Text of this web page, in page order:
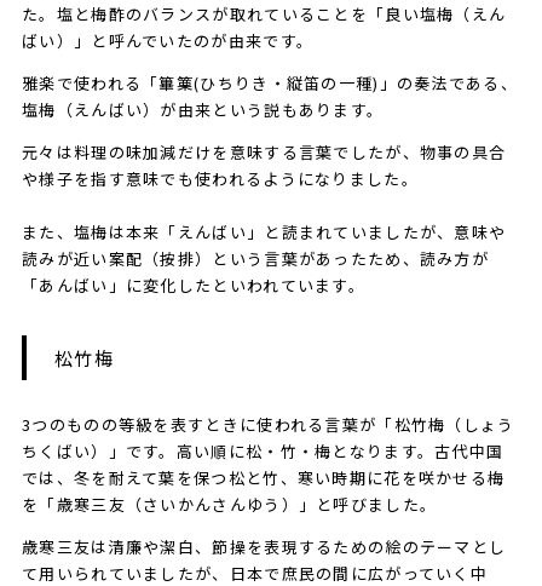
た。塩と梅酢のバランスが取れていることを「良い塩梅（えん
ばい）」と呼んでいたのが由来です。
雅楽で使われる「篳篥(ひちりき・縦笛の一種)」の奏法である、
塩梅（えんばい）が由来という説もあります。
元々は料理の味加減だけを意味する言葉でしたが、物事の具合
や様子を指す意味でも使われるようになりました。
また、塩梅は本来「えんばい」と読まれていましたが、意味や
読みが近い案配（按排）という言葉があったため、読み方が
「あんばい」に変化したといわれています。
​​​松竹梅
3つのものの等級を表すときに使われる言葉が「松竹梅（しょう
ちくばい）」です。高い順に松・竹・梅となります。古代中国
では、冬を耐えて葉を保つ松と竹、寒い時期に花を咲かせる梅
を「歳寒三友（さいかんさんゆう）」と呼びました。
歳寒三友は清廉や潔白、節操を表現するための絵のテーマとし
て用いられていましたが、日本で庶民の間に広がっていく中